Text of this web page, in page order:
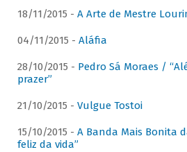
18/11/2015 - A Arte de Mestre
04/11/2015 - Aláfia
28/10/2015 - Pedro Sá Moraes /
prazer”
21/10/2015 - Vulgue Tostoi
15/10/2015 - A Banda Mais Bonita
feliz da vida”